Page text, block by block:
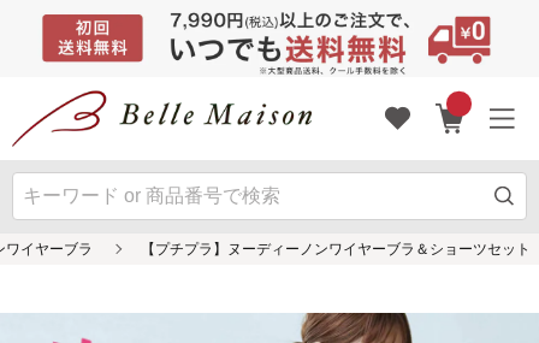
ワイヤーブラ 【プチプラ】ヌーディーノンワイヤーブラ＆ショーツセット